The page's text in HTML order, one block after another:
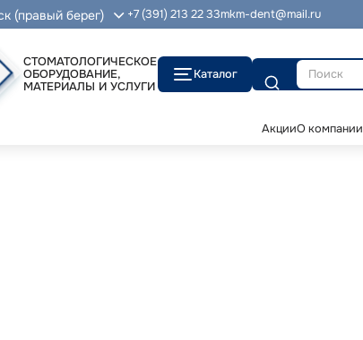
(правый берег) +7 (391) 213 22 33mkm-dent@mail.ru
СТОМАТОЛОГИЧЕСКОЕ
ОБОРУДОВАНИЕ,
МАТЕРИАЛЫ И УСЛУГИ
Каталог
Поиск
АкцииО компании